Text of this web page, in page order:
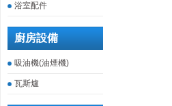
浴室配件
廚房設備
吸油機(油煙機)
瓦斯爐